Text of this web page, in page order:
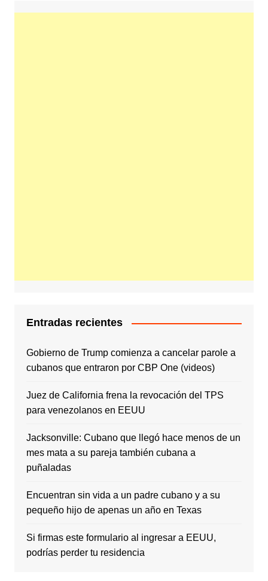
Entradas recientes
Gobierno de Trump comienza a cancelar parole a
cubanos que entraron por CBP One (videos)
Juez de California frena la revocación del TPS
para venezolanos en EEUU
Jacksonville: Cubano que llegó hace menos de un
mes mata a su pareja también cubana a
puñaladas
Encuentran sin vida a un padre cubano y a su
pequeño hijo de apenas un año en Texas
Si firmas este formulario al ingresar a EEUU,
podrías perder tu residencia